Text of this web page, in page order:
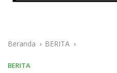
Beranda BERITA
BERITA